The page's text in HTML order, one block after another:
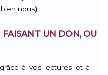
nous).
UN DON, OU
à vos lectures et à